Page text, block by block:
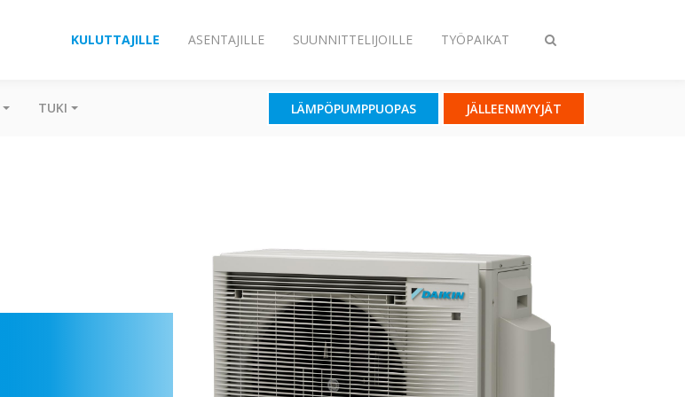
Vaihda
KULUTTAJILLE ASENTAJILLE SUUNNITTELIJOILLE TYÖPAIKAT
TUKI LÄMPÖPUMPPUOPAS JÄLLEENMYYJÄT